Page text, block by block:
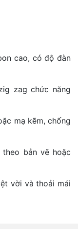
cao, có độ đàn
zag chức năng
mạ kẽm, chống
bản vẽ hoặc
vời và thoải mái